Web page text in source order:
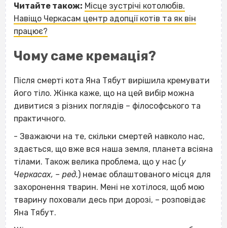
Читайте також: Місце зустрічі котолюбів.
Навіщо Черкасам центр адопції котів та як він
працює?
Чому саме кремація?
Після смерті кота Яна Тябут вирішила кремувати
його тіло. Жінка каже, що на цей вибір можна
дивитися з різних поглядів – філософського та
практичного.
- Зважаючи на те, скільки смертей навколо нас,
здається, що вже вся наша земля, планета всіяна
тілами. Також велика проблема, що у нас (у
Черкасах, – ред.) немає облаштованого місця для
захоронення тварин. Мені не хотілося, щоб мою
тварину поховали десь при дорозі, – розповідає
Яна Тябут.